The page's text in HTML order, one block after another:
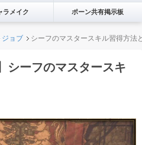
ラメイク ポーン共有掲示板
ジョブ シーフのマスタースキル習得方法
シーフのマスタースキ